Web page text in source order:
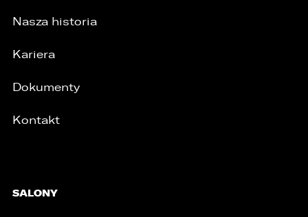
Nasza historia
Kariera
Dokumenty
Kontakt
SALONY